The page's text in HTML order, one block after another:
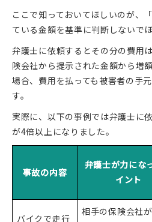
ここで知っておいてほしいのが、
ている金額を基準に判断しないで
弁護士に依頼するとその分の費用
険会社から提示された金額から増
場合、費用を払っても被害者の手
す。
実際に、以下の事例では弁護士に
が4倍以上になりました。
事故の内容
弁護士が力にな
イント
バイクで走行
相手の保険会社